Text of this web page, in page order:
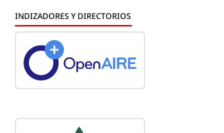
INDIZADORES Y DIRECTORIOS